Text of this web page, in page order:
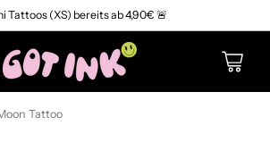
Tattoos (XS) bereits ab 4,90€ 🚨
Tattoo